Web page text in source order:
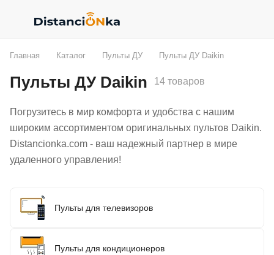
Главная Каталог Пульты ДУ Пульты ДУ Daikin
Пульты ДУ Daikin 14 товаров
Погрузитесь в мир комфорта и удобства с нашим
широким ассортиментом оригинальных пультов Daikin.
Distancionka.com - ваш надежный партнер в мире
удаленного управления!
Пульты для телевизоров
Пульты для кондиционеров